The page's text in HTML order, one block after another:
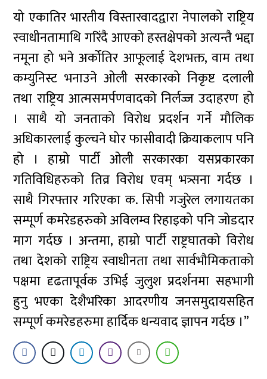
यो एकातिर भारतीय विस्तारवादद्वारा नेपालको राष्ट्रिय
स्वाधीनतामाथि गरिंदै आएको हस्तक्षेपको अत्यन्तै भद्दा
नमूना हो भने अर्कोतिर आफूलाई देशभक्त, वाम तथा
कम्युनिस्ट भनाउने ओली सरकारको निकृष्ट दलाली
तथा राष्ट्रिय आत्मसमर्पणवादको निर्लज्ज उदाहरण हो
। साथै यो जनताको विरोध प्रदर्शन गर्ने मौलिक
अधिकारलाई कुल्चने घोर फासीवादी क्रियाकलाप पनि
हो । हाम्रो पार्टी ओली सरकारका यसप्रकारका
गतिविधिहरुको तिव्र विरोध एवम् भत्र्सना गर्दछ ।
साथै गिरफ्तार गरिएका क. सिपी गजुरेल लगायतका
सम्पूर्ण कमरेडहरुको अविलम्व रिहाइको पनि जोडदार
माग गर्दछ । अन्तमा, हाम्रो पार्टी राष्ट्रघातको विरोध
तथा देशको राष्ट्रिय स्वाधीनता तथा सार्वभौमिकताको
पक्षमा दृढतापूर्वक उभिई जुलुश प्रदर्शनमा सहभागी
हुनु भएका देशैभरिका आदरणीय जनसमुदायसहित
सम्पूर्ण कमरेडहरुमा हार्दिक धन्यवाद ज्ञापन गर्दछ ।”